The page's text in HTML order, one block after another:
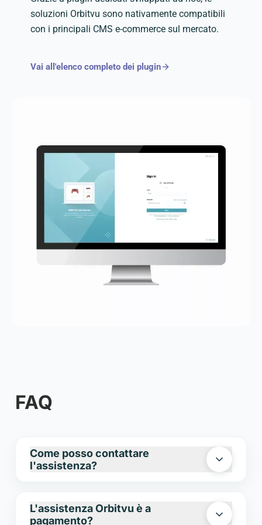
soluzioni Orbitvu sono nativamente compatibili
con i principali CMS e-commerce sul mercato.
Vai all'elenco completo dei plugin
FAQ
Come posso contattare
l'assistenza?
contattato via email all'indirizzo
L'assistenza Orbitvu è a
pagamento?